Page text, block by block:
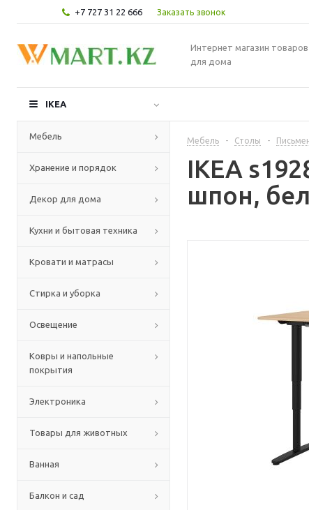
+7 727 31 22 666 Заказать звонок
Интернет магазин товаров
для дома
IKEA
Мебель
Хранение и порядок
Декор для дома
Кухни и бытовая техника
Кровати и матрасы
Стирка и уборка
Освещение
Ковры и напольные
покрытия
Электроника
Товары для животных
Ванная
Балкон и сад
Мебель - Столы -
IKEA
шпон,